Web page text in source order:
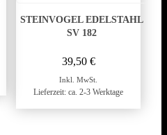
STEINVOGEL EDELSTAHL
SV 182
39,50 €
Inkl. MwSt.
Lieferzeit: ca. 2-3 Werktage